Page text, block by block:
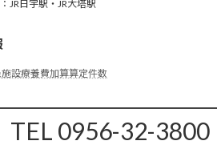
JR日宇駅・JR大塔駅
設療養費加算算定件数
TEL 0956-32-3800